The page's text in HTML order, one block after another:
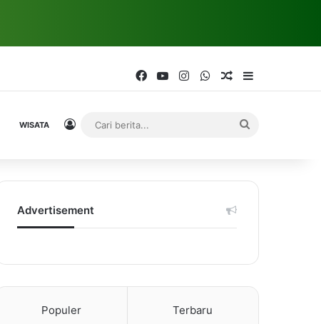
FacebookYouTubeInstagramWhatsAppRandom Article
WISATA Log In
Advertisement
Populer Terbaru